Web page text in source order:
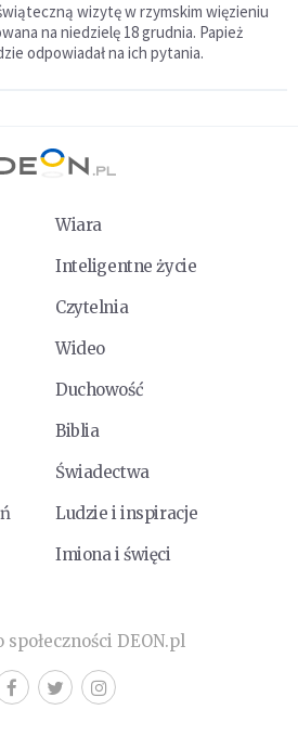
wizytę w rzymskim więzieniu
na niedzielę 18 grudnia. Papież
odpowiadał na ich pytania.
Wiara
Inteligentne życie
Czytelnia
Wideo
Duchowość
Biblia
Świadectwa
Ludzie i inspiracje
Imiona i święci
społeczności DEON.pl